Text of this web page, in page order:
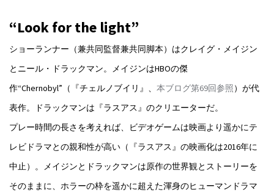
“Look for the light”
ショーランナー（兼共同監督兼共同脚本）はクレイグ・メイジン
とニール・ドラックマン。メイジンはHBOの傑
作“Chernobyl”（『チェルノブイリ』、 本ブログ第69回参照）が代
表作。ドラックマンは『ラスアス』のクリエーターだ。
プレー時間の長さを考えれば、ビデオゲームは映画より遥かにテ
レビドラマとの親和性が高い（『ラスアス』の映画化は2016年に
中止）。メイジンとドラックマンは原作の世界観とストーリーを
そのままに、ホラーの枠を遥かに超えた渾身のヒューマンドラマ